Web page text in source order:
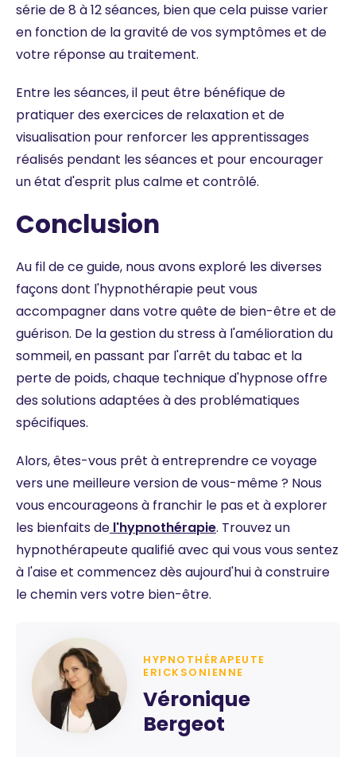
série de 8 à 12 séances, bien que cela puisse varier
en fonction de la gravité de vos symptômes et de
votre réponse au traitement.
Entre les séances, il peut être bénéfique de
pratiquer des exercices de relaxation et de
visualisation pour renforcer les apprentissages
réalisés pendant les séances et pour encourager
un état d'esprit plus calme et contrôlé.
Conclusion
Au fil de ce guide, nous avons exploré les diverses
façons dont l'hypnothérapie peut vous
accompagner dans votre quête de bien-être et de
guérison. De la gestion du stress à l'amélioration du
sommeil, en passant par l'arrêt du tabac et la
perte de poids, chaque technique d'hypnose offre
des solutions adaptées à des problématiques
spécifiques.
Alors, êtes-vous prêt à entreprendre ce voyage
vers une meilleure version de vous-même ? Nous
vous encourageons à franchir le pas et à explorer
les bienfaits de l'hypnothérapie. Trouvez un
hypnothérapeute qualifié avec qui vous vous sentez
à l'aise et commencez dès aujourd'hui à construire
le chemin vers votre bien-être.
HYPNOTHÉRAPEUTE
ERICKSONIENNE
Véronique
Bergeot